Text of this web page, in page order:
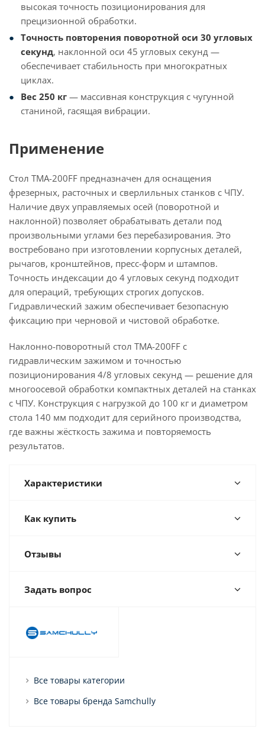
высокая точность позиционирования для
прецизионной обработки.
Точность повторения поворотной оси 30 угловых
секунд, наклонной оси 45 угловых секунд —
обеспечивает стабильность при многократных
циклах.
Вес 250 кг — массивная конструкция с чугунной
станиной, гасящая вибрации.
Применение
Стол TMA-200FF предназначен для оснащения
фрезерных, расточных и сверлильных станков с ЧПУ.
Наличие двух управляемых осей (поворотной и
наклонной) позволяет обрабатывать детали под
произвольными углами без перебазирования. Это
востребовано при изготовлении корпусных деталей,
рычагов, кронштейнов, пресс-форм и штампов.
Точность индексации до 4 угловых секунд подходит
для операций, требующих строгих допусков.
Гидравлический зажим обеспечивает безопасную
фиксацию при черновой и чистовой обработке.
Наклонно-поворотный стол TMA-200FF с
гидравлическим зажимом и точностью
позиционирования 4/8 угловых секунд — решение для
многоосевой обработки компактных деталей на станках
с ЧПУ. Конструкция с нагрузкой до 100 кг и диаметром
стола 140 мм подходит для серийного производства,
где важны жёсткость зажима и повторяемость
результатов.
Характеристики
Как купить
Отзывы
Задать вопрос
Все товары категории
Все товары бренда Samchully